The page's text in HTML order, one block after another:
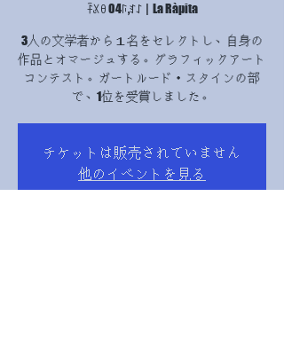
ꊯꊪꆪ 04ꑍ,ꆏꋍ
  |
La Ràpita
3人の文学者から１名をセレクトし、自身の
作品とオマージュする。グラフィックアート
コンテスト。ガートルード・スタインの部
で、1位を受賞しました。
チケットは販売されていません
他のイベントを見る